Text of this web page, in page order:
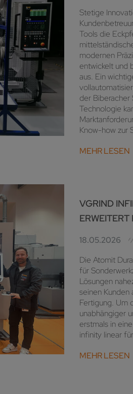
Stetige
Tools die
modernen
entwickelt und
aus. Ein
der
Technologie
Know-how zur
MEHR LESEN
VGRIND
18.05.2026
Die Atomit
für
Lösungen
seinen Kunden
Fertigung. Um
unabhängiger
erstmals in
infinity linear
MEHR LESEN